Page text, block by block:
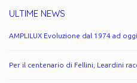
ULTIME NEWS
AMPLILUX Evoluzione dal 1974 ad oggi
Per il centenario di Fellini, Leardini